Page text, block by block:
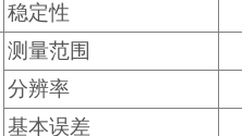
稳定性
测量范围
分辨率
基本误差